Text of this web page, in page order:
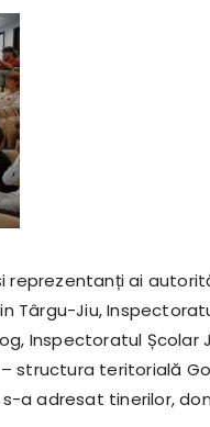
reprezentanți ai
Târgu-Jiu,
Inspectoratul Școlar
– structura teritorială
a adresat tinerilor,